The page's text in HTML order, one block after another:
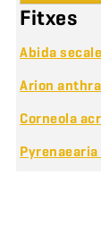
Fitxes
Abida
Arion
Corneola